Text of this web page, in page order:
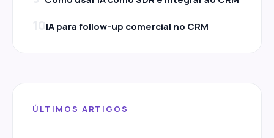
IA para follow-up comercial no CRM
ÚLTIMOS ARTIGOS